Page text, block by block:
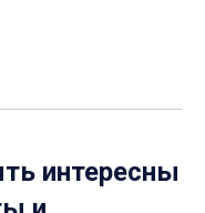
интересны